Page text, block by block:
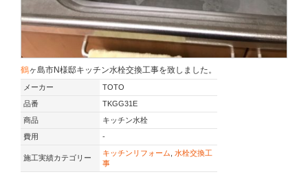
鶴ヶ島市N様邸キッチン水栓交換工事を致しました。
メーカー
TOTO
品番
TKGG31E
商品
キッチン水栓
費用
-
施工実績カテゴリー
キッチンリフォーム 水栓交換工
事